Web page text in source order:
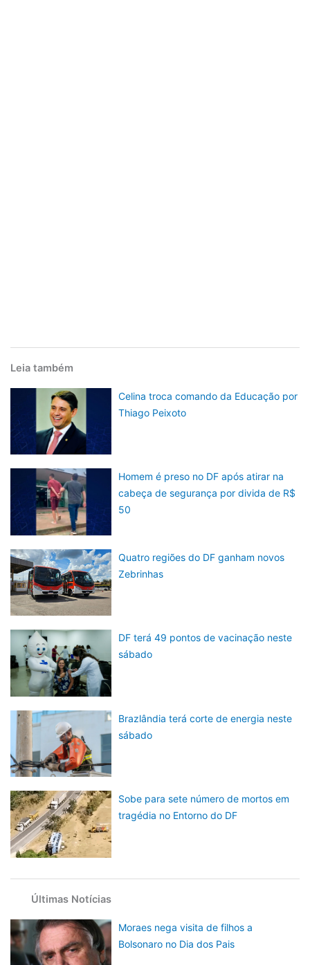
Leia também
Celina troca comando da Educação por
Thiago Peixoto
Homem é preso no DF após atirar na
cabeça de segurança por divida de R$
50
Quatro regiões do DF ganham novos
Zebrinhas
DF terá 49 pontos de vacinação neste
sábado
Brazlândia terá corte de energia neste
sábado
Sobe para sete número de mortos em
tragédia no Entorno do DF
Últimas Notícias
Moraes nega visita de filhos a
Bolsonaro no Dia dos Pais